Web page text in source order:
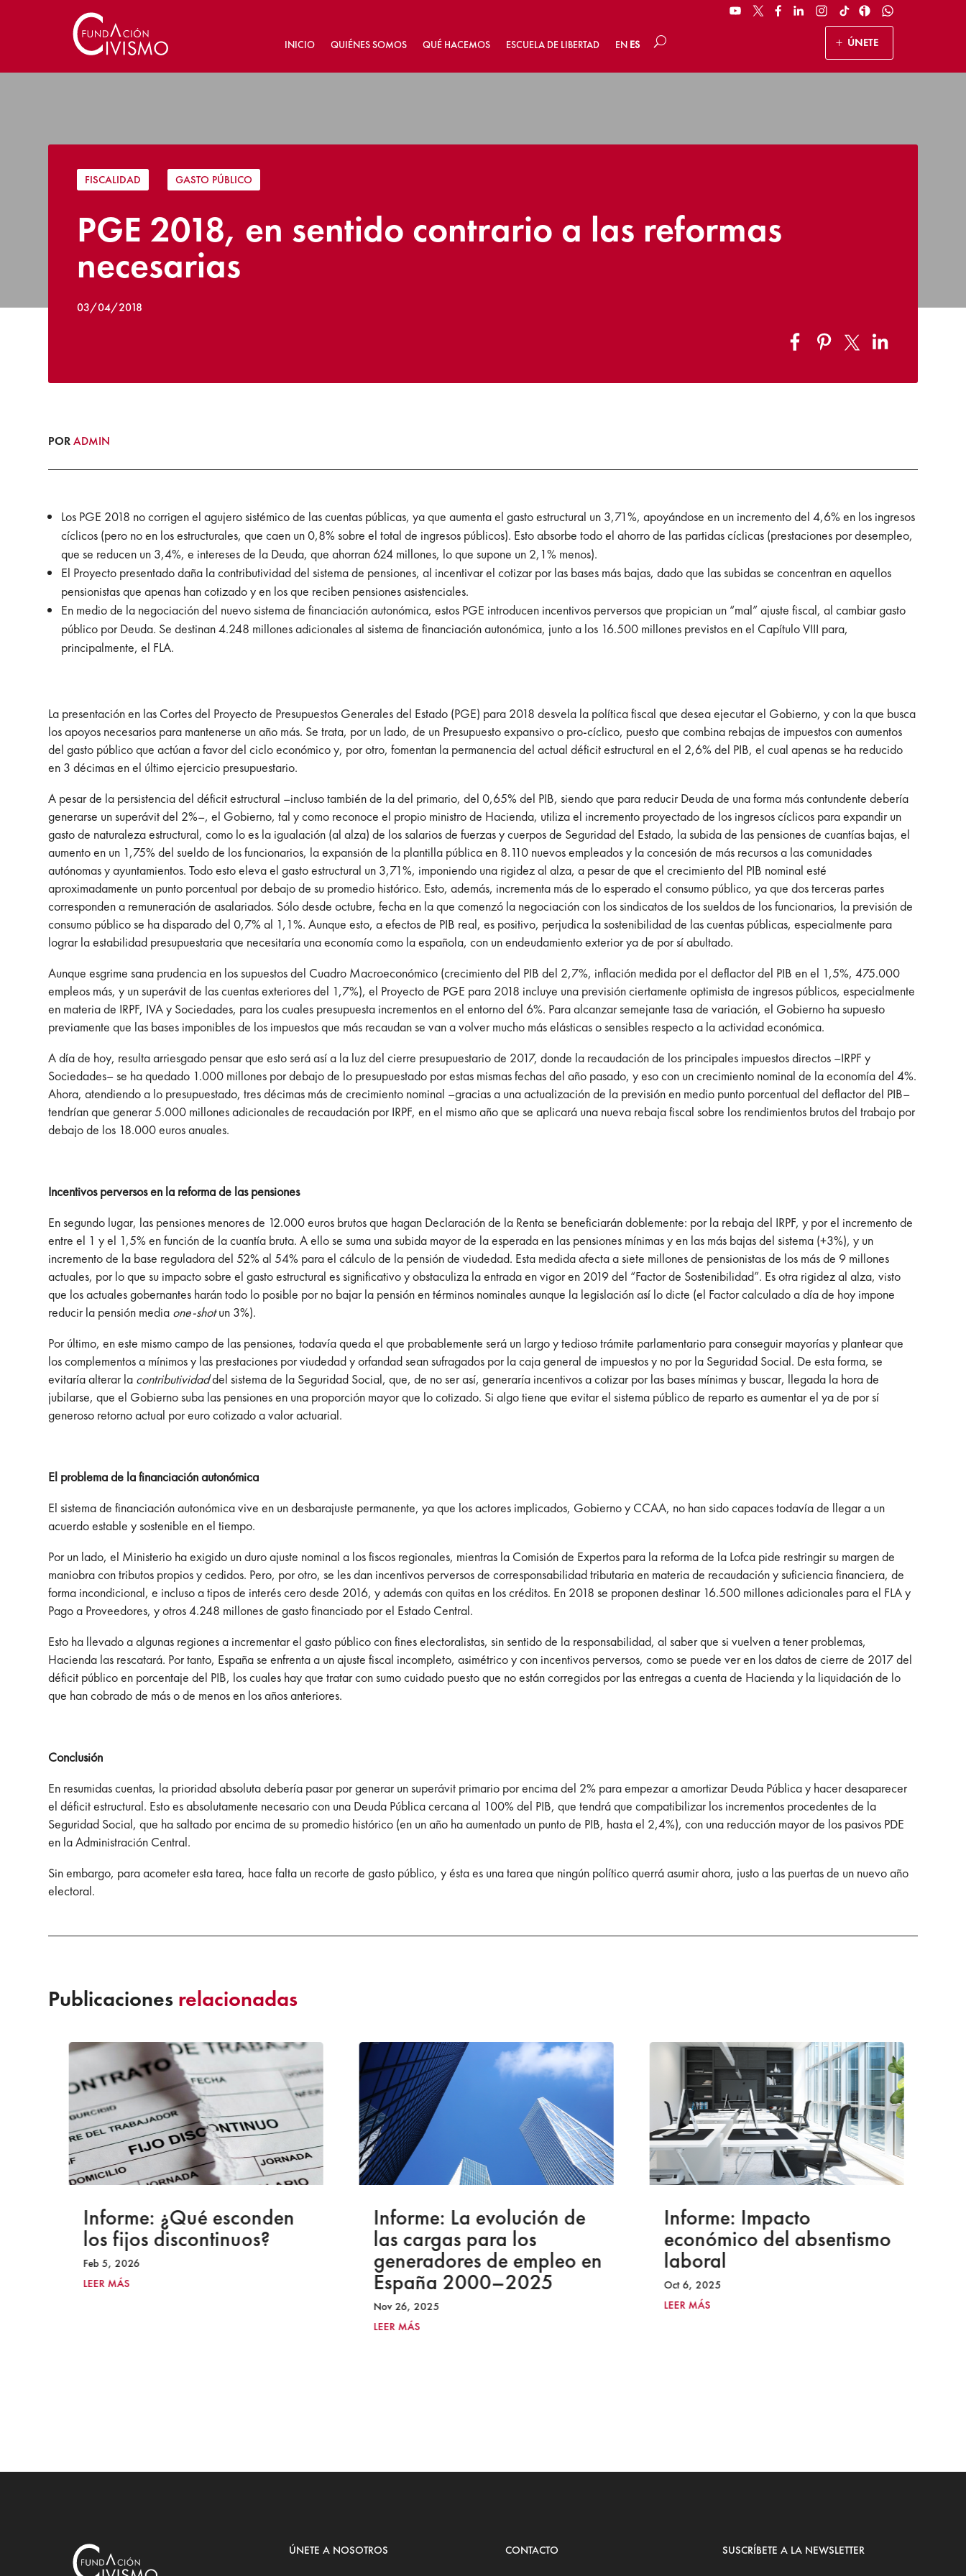
INICIO QUIÉNES SOMOS QUÉ HACEMOS ESCUELA DE LIBERTAD EN ES ÚNETE
FISCALIDAD GASTO PÚBLICO
PGE 2018, en sentido contrario a las reformas
necesarias
03/04/2018
PORADMIN
Los PGE 2018 no corrigen el agujero sistémico de las cuentas públicas, ya que aumenta el gasto estructural un 3,71%, apoyándose en un incremento del 4,6% en los ingresos
cíclicos (pero no en los estructurales, que caen un 0,8% sobre el total de ingresos públicos). Esto absorbe todo el ahorro de las partidas cíclicas (prestaciones por desempleo,
que se reducen un 3,4%, e intereses de la Deuda, que ahorran 624 millones, lo que supone un 2,1% menos).
El Proyecto presentado daña la contributividad del sistema de pensiones, al incentivar el cotizar por las bases más bajas, dado que las subidas se concentran en aquellos
pensionistas que apenas han cotizado y en los que reciben pensiones asistenciales.
En medio de la negociación del nuevo sistema de financiación autonómica, estos PGE introducen incentivos perversos que propician un “mal” ajuste fiscal, al cambiar gasto
público por Deuda. Se destinan 4.248 millones adicionales al sistema de financiación autonómica, junto a los 16.500 millones previstos en el Capítulo VIII para,
principalmente, el FLA.
La presentación en las Cortes del Proyecto de Presupuestos Generales del Estado (PGE) para 2018 desvela la política fiscal que desea ejecutar el Gobierno, y con la que busca
los apoyos necesarios para mantenerse un año más. Se trata, por un lado, de un Presupuesto expansivo o pro-cíclico, puesto que combina rebajas de impuestos con aumentos
del gasto público que actúan a favor del ciclo económico y, por otro, fomentan la permanencia del actual déficit estructural en el 2,6% del PIB, el cual apenas se ha reducido
en 3 décimas en el último ejercicio presupuestario.
A pesar de la persistencia del déficit estructural –incluso también de la del primario, del 0,65% del PIB, siendo que para reducir Deuda de una forma más contundente debería
generarse un superávit del 2%–, el Gobierno, tal y como reconoce el propio ministro de Hacienda, utiliza el incremento proyectado de los ingresos cíclicos para expandir un
gasto de naturaleza estructural, como lo es la igualación (al alza) de los salarios de fuerzas y cuerpos de Seguridad del Estado, la subida de las pensiones de cuantías bajas, el
aumento en un 1,75% del sueldo de los funcionarios, la expansión de la plantilla pública en 8.110 nuevos empleados y la concesión de más recursos a las comunidades
autónomas y ayuntamientos. Todo esto eleva el gasto estructural un 3,71%, imponiendo una rigidez al alza, a pesar de que el crecimiento del PIB nominal esté
aproximadamente un punto porcentual por debajo de su promedio histórico. Esto, además, incrementa más de lo esperado el consumo público, ya que dos terceras partes
corresponden a remuneración de asalariados. Sólo desde octubre, fecha en la que comenzó la negociación con los sindicatos de los sueldos de los funcionarios, la previsión de
consumo público se ha disparado del 0,7% al 1,1%. Aunque esto, a efectos de PIB real, es positivo, perjudica la sostenibilidad de las cuentas públicas, especialmente para
lograr la estabilidad presupuestaria que necesitaría una economía como la española, con un endeudamiento exterior ya de por sí abultado.
Aunque esgrime sana prudencia en los supuestos del Cuadro Macroeconómico (crecimiento del PIB del 2,7%, inflación medida por el deflactor del PIB en el 1,5%, 475.000
empleos más, y un superávit de las cuentas exteriores del 1,7%), el Proyecto de PGE para 2018 incluye una previsión ciertamente optimista de ingresos públicos, especialmente
en materia de IRPF, IVA y Sociedades, para los cuales presupuesta incrementos en el entorno del 6%. Para alcanzar semejante tasa de variación, el Gobierno ha supuesto
previamente que las bases imponibles de los impuestos que más recaudan se van a volver mucho más elásticas o sensibles respecto a la actividad económica.
A día de hoy, resulta arriesgado pensar que esto será así a la luz del cierre presupuestario de 2017, donde la recaudación de los principales impuestos directos –IRPF y
Sociedades– se ha quedado 1.000 millones por debajo de lo presupuestado por estas mismas fechas del año pasado, y eso con un crecimiento nominal de la economía del 4%.
Ahora, atendiendo a lo presupuestado, tres décimas más de crecimiento nominal –gracias a una actualización de la previsión en medio punto porcentual del deflactor del PIB–
tendrían que generar 5.000 millones adicionales de recaudación por IRPF, en el mismo año que se aplicará una nueva rebaja fiscal sobre los rendimientos brutos del trabajo por
debajo de los 18.000 euros anuales.
Incentivos perversos en la reforma de las pensiones
En segundo lugar, las pensiones menores de 12.000 euros brutos que hagan Declaración de la Renta se beneficiarán doblemente: por la rebaja del IRPF, y por el incremento de
entre el 1 y el 1,5% en función de la cuantía bruta. A ello se suma una subida mayor de la esperada en las pensiones mínimas y en las más bajas del sistema (+3%), y un
incremento de la base reguladora del 52% al 54% para el cálculo de la pensión de viudedad. Esta medida afecta a siete millones de pensionistas de los más de 9 millones
actuales, por lo que su impacto sobre el gasto estructural es significativo y obstaculiza la entrada en vigor en 2019 del “Factor de Sostenibilidad”. Es otra rigidez al alza, visto
que los actuales gobernantes harán todo lo posible por no bajar la pensión en términos nominales aunque la legislación así lo dicte (el Factor calculado a día de hoy impone
reducir la pensión media one-shotun 3%).
Por último, en este mismo campo de las pensiones, todavía queda el que probablemente será un largo y tedioso trámite parlamentario para conseguir mayorías y plantear que
los complementos a mínimos y las prestaciones por viudedad y orfandad sean sufragados por la caja general de impuestos y no por la Seguridad Social. De esta forma, se
evitaría alterar la contributividaddel sistema de la Seguridad Social, que, de no ser así, generaría incentivos a cotizar por las bases mínimas y buscar, llegada la hora de
jubilarse, que el Gobierno suba las pensiones en una proporción mayor que lo cotizado. Si algo tiene que evitar el sistema público de reparto es aumentar el ya de por sí
generoso retorno actual por euro cotizado a valor actuarial.
El problema de la financiación autonómica
El sistema de financiación autonómica vive en un desbarajuste permanente, ya que los actores implicados, Gobierno y CCAA, no han sido capaces todavía de llegar a un
acuerdo estable y sostenible en el tiempo.
Por un lado, el Ministerio ha exigido un duro ajuste nominal a los fiscos regionales, mientras la Comisión de Expertos para la reforma de la Lofca pide restringir su margen de
maniobra con tributos propios y cedidos. Pero, por otro, se les dan incentivos perversos de corresponsabilidad tributaria en materia de recaudación y suficiencia financiera, de
forma incondicional, e incluso a tipos de interés cero desde 2016, y además con quitas en los créditos. En 2018 se proponen destinar 16.500 millones adicionales para el FLA y
Pago a Proveedores, y otros 4.248 millones de gasto financiado por el Estado Central.
Esto ha llevado a algunas regiones a incrementar el gasto público con fines electoralistas, sin sentido de la responsabilidad, al saber que si vuelven a tener problemas,
Hacienda las rescatará. Por tanto, España se enfrenta a un ajuste fiscal incompleto, asimétrico y con incentivos perversos, como se puede ver en los datos de cierre de 2017 del
déficit público en porcentaje del PIB, los cuales hay que tratar con sumo cuidado puesto que no están corregidos por las entregas a cuenta de Hacienda y la liquidación de lo
que han cobrado de más o de menos en los años anteriores.
Conclusión
En resumidas cuentas, la prioridad absoluta debería pasar por generar un superávit primario por encima del 2% para empezar a amortizar Deuda Pública y hacer desaparecer
el déficit estructural. Esto es absolutamente necesario con una Deuda Pública cercana al 100% del PIB, que tendrá que compatibilizar los incrementos procedentes de la
Seguridad Social, que ha saltado por encima de su promedio histórico (en un año ha aumentado un punto de PIB, hasta el 2,4%), con una reducción mayor de los pasivos PDE
en la Administración Central.
Sin embargo, para acometer esta tarea, hace falta un recorte de gasto público, y ésta es una tarea que ningún político querrá asumir ahora, justo a las puertas de un nuevo año
electoral.
Publicaciones relacionadas
Informe: ¿Qué esconden
los fijos discontinuos?
Feb 5, 2026
LEER MÁS
Informe: La evolución de
las cargas para los
generadores de empleo en
España 2000–2025
Nov 26, 2025
LEER MÁS
Informe: Impacto
económico del absentismo
laboral
Oct 6, 2025
LEER MÁS
ÚNETE A NOSOTROS CONTACTO SUSCRÍBETE A LA NEWSLETTER